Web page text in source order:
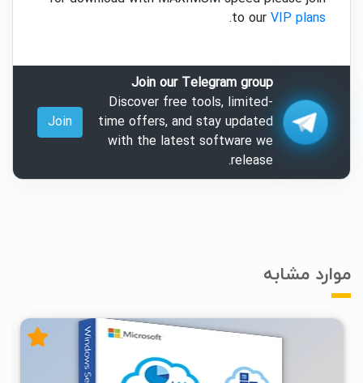
to our VIP plans
.
Join our Telegram group
Discover free tools, limited-
time offers, and stay updated
with the latest software we
release.
Join
موارد مشابه